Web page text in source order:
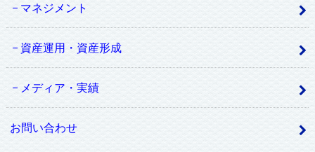
マネジメント
資産運用・資産形成
メディア・実績
お問い合わせ